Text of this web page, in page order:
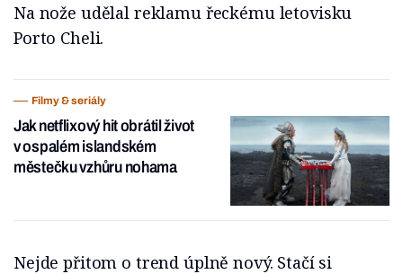
Na nože udělal reklamu řeckému letovisku
Porto Cheli.
Filmy & seriály
Jak netflixový hit obrátil život
v ospalém islandském
městečku vzhůru nohama
Nejde přitom o trend úplně nový. Stačí si